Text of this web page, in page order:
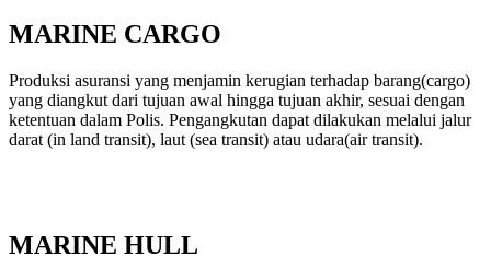
MARINE CARGO
Produksi asuransi yang menjamin kerugian terhadap barang(cargo)
yang diangkut dari tujuan awal hingga tujuan akhir, sesuai dengan
ketentuan dalam Polis. Pengangkutan dapat dilakukan melalui jalur
darat (in land transit), laut (sea transit) atau udara(air transit).
MARINE HULL